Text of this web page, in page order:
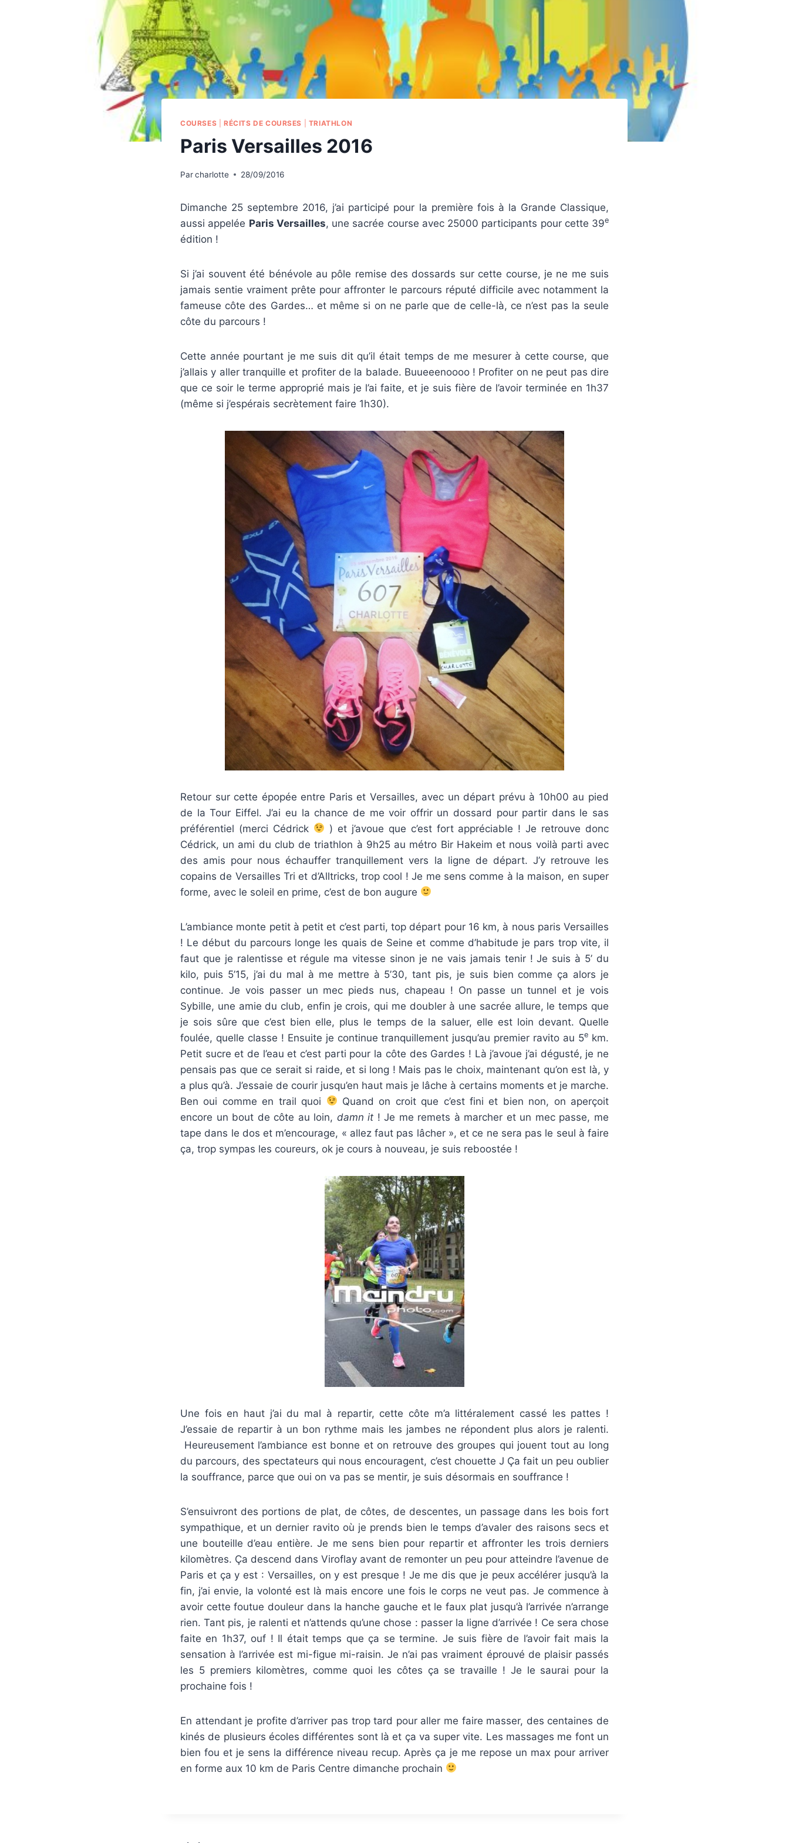
COURSES RÉCITS DE COURSES TRIATHLON
Paris Versailles 2016
Parcharlotte 28/09/2016
Dimanche 25 septembre 2016, j’ai participé pour la première fois à la Grande Classique,
aussi appelée Paris Versailles, une sacrée course avec 25000 participants pour cette 39e
édition !
Si j’ai souvent été bénévole au pôle remise des dossards sur cette course, je ne me suis
jamais sentie vraiment prête pour affronter le parcours réputé difficile avec notamment la
fameuse côte des Gardes… et même si on ne parle que de celle-là, ce n’est pas la seule
côte du parcours !
Cette année pourtant je me suis dit qu’il était temps de me mesurer à cette course, que
j’allais y aller tranquille et profiter de la balade. Buueeenoooo ! Profiter on ne peut pas dire
que ce soir le terme approprié mais je l’ai faite, et je suis fière de l’avoir terminée en 1h37
(même si j’espérais secrètement faire 1h30).
Retour sur cette épopée entre Paris et Versailles, avec un départ prévu à 10h00 au pied
de la Tour Eiffel. J’ai eu la chance de me voir offrir un dossard pour partir dans le sas
préférentiel (merci Cédrick
) et j’avoue que c’est fort appréciable ! Je retrouve donc
Cédrick, un ami du club de triathlon à 9h25 au métro Bir Hakeim et nous voilà parti avec
des amis pour nous échauffer tranquillement vers la ligne de départ. J’y retrouve les
copains de Versailles Tri et d’Alltricks, trop cool ! Je me sens comme à la maison, en super
forme, avec le soleil en prime, c’est de bon augure
L’ambiance monte petit à petit et c’est parti, top départ pour 16 km, à nous paris Versailles
! Le début du parcours longe les quais de Seine et comme d’habitude je pars trop vite, il
faut que je ralentisse et régule ma vitesse sinon je ne vais jamais tenir ! Je suis à 5’ du
kilo, puis 5’15, j’ai du mal à me mettre à 5’30, tant pis, je suis bien comme ça alors je
continue. Je vois passer un mec pieds nus, chapeau ! On passe un tunnel et je vois
Sybille, une amie du club, enfin je crois, qui me doubler à une sacrée allure, le temps que
je sois sûre que c’est bien elle, plus le temps de la saluer, elle est loin devant. Quelle
foulée, quelle classe ! Ensuite je continue tranquillement jusqu’au premier ravito au 5e km.
Petit sucre et de l’eau et c’est parti pour la côte des Gardes ! Là j’avoue j’ai dégusté, je ne
pensais pas que ce serait si raide, et si long ! Mais pas le choix, maintenant qu’on est là, y
a plus qu’à. J’essaie de courir jusqu’en haut mais je lâche à certains moments et je marche.
Ben oui comme en trail quoi
Quand on croit que c’est fini et bien non, on aperçoit
encore un bout de côte au loin, damn it ! Je me remets à marcher et un mec passe, me
tape dans le dos et m’encourage, « allez faut pas lâcher », et ce ne sera pas le seul à faire
ça, trop sympas les coureurs, ok je cours à nouveau, je suis reboostée !
Une fois en haut j’ai du mal à repartir, cette côte m’a littéralement cassé les pattes !
J’essaie de repartir à un bon rythme mais les jambes ne répondent plus alors je ralenti.
Heureusement l’ambiance est bonne et on retrouve des groupes qui jouent tout au long
du parcours, des spectateurs qui nous encouragent, c’est chouette J Ça fait un peu oublier
la souffrance, parce que oui on va pas se mentir, je suis désormais en souffrance !
S’ensuivront des portions de plat, de côtes, de descentes, un passage dans les bois fort
sympathique, et un dernier ravito où je prends bien le temps d’avaler des raisons secs et
une bouteille d’eau entière. Je me sens bien pour repartir et affronter les trois derniers
kilomètres. Ça descend dans Viroflay avant de remonter un peu pour atteindre l’avenue de
Paris et ça y est : Versailles, on y est presque ! Je me dis que je peux accélérer jusqu’à la
fin, j’ai envie, la volonté est là mais encore une fois le corps ne veut pas. Je commence à
avoir cette foutue douleur dans la hanche gauche et le faux plat jusqu’à l’arrivée n’arrange
rien. Tant pis, je ralenti et n’attends qu’une chose : passer la ligne d’arrivée ! Ce sera chose
faite en 1h37, ouf ! Il était temps que ça se termine. Je suis fière de l’avoir fait mais la
sensation à l’arrivée est mi-figue mi-raisin. Je n’ai pas vraiment éprouvé de plaisir passés
les 5 premiers kilomètres, comme quoi les côtes ça se travaille ! Je le saurai pour la
prochaine fois !
En attendant je profite d’arriver pas trop tard pour aller me faire masser, des centaines de
kinés de plusieurs écoles différentes sont là et ça va super vite. Les massages me font un
bien fou et je sens la différence niveau recup. Après ça je me repose un max pour arriver
en forme aux 10 km de Paris Centre dimanche prochain